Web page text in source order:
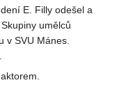
E. Filly odešel a
umělců
v SVU Mánes.